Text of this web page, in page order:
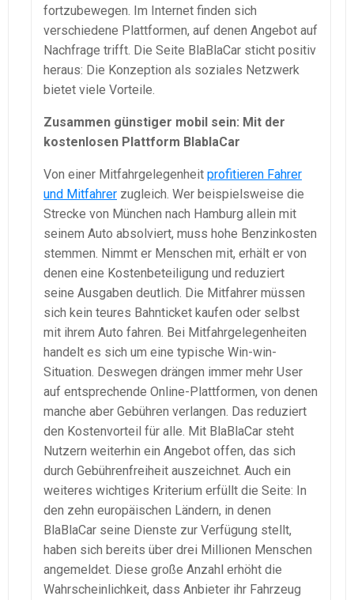
fortzubewegen. Im Internet finden sich
verschiedene Plattformen, auf denen Angebot auf
Nachfrage trifft. Die Seite BlaBlaCar sticht positiv
heraus: Die Konzeption als soziales Netzwerk
bietet viele Vorteile.
Zusammen günstiger mobil sein: Mit der
kostenlosen Plattform BlablaCar
Von einer Mitfahrgelegenheit profitieren Fahrer
und Mitfahrer zugleich. Wer beispielsweise die
Strecke von München nach Hamburg allein mit
seinem Auto absolviert, muss hohe Benzinkosten
stemmen. Nimmt er Menschen mit, erhält er von
denen eine Kostenbeteiligung und reduziert
seine Ausgaben deutlich. Die Mitfahrer müssen
sich kein teures Bahnticket kaufen oder selbst
mit ihrem Auto fahren. Bei Mitfahrgelegenheiten
handelt es sich um eine typische Win-win-
Situation. Deswegen drängen immer mehr User
auf entsprechende Online-Plattformen, von denen
manche aber Gebühren verlangen. Das reduziert
den Kostenvorteil für alle. Mit BlaBlaCar steht
Nutzern weiterhin ein Angebot offen, das sich
durch Gebührenfreiheit auszeichnet. Auch ein
weiteres wichtiges Kriterium erfüllt die Seite: In
den zehn europäischen Ländern, in denen
BlaBlaCar seine Dienste zur Verfügung stellt,
haben sich bereits über drei Millionen Menschen
angemeldet. Diese große Anzahl erhöht die
Wahrscheinlichkeit, dass Anbieter ihr Fahrzeug